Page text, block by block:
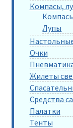
Компасы,
Лупы
Очки
Жилеты
Средства
Палатки
Тенты